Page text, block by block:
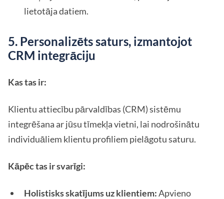
lietotāja datiem.
5. Personalizēts saturs, izmantojot
CRM integrāciju
Kas tas ir:
Klientu attiecību pārvaldības (CRM) sistēmu
integrēšana ar jūsu tīmekļa vietni, lai nodrošinātu
individuāliem klientu profiliem pielāgotu saturu.
Kāpēc tas ir svarīgi:
Holistisks skatījums uz klientiem:Apvieno